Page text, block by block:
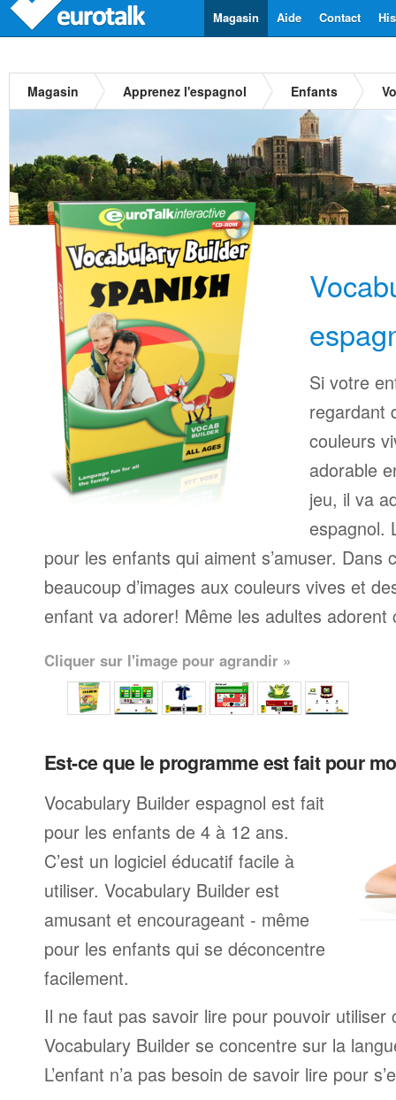
Contact
Aide
Magasin
Magasin Apprenez l'espagnol Enfants
Si votre
regardant
couleurs
adorable
jeu, il va
espagnol.
pour les enfants qui aiment s’amuser. Dans
beaucoup d’images aux couleurs vives et
enfant va adorer! Même les adultes adorent
Cliquer sur l'image pour agrandir »
Est-ce que le programme est fait pour
Vocabulary Builder espagnol est fait
pour les enfants de 4 à 12 ans.
C’est un logiciel éducatif facile à
utiliser. Vocabulary Builder est
amusant et encourageant - même
pour les enfants qui se déconcentre
facilement.
Il ne faut pas savoir lire pour pouvoir utiliser
Vocabulary Builder se concentre sur la
L’enfant n’a pas besoin de savoir lire pour